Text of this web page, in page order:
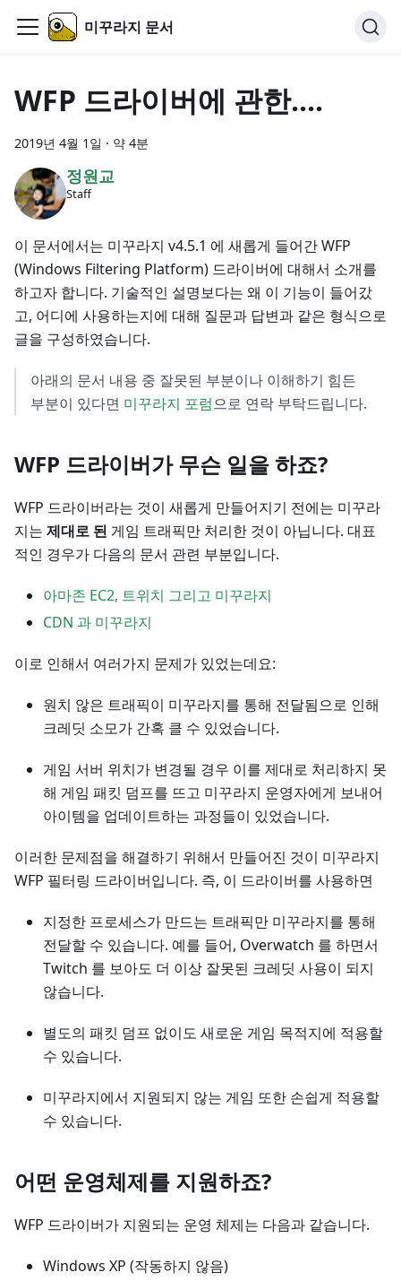
미꾸라지 문서
WFP 드라이버에 관한....
2019년 4월 1일 · 약 4분
정원교
Staff
이 문서에서는 미꾸라지 v4.5.1 에 새롭게 들어간 WFP
(Windows Filtering Platform) 드라이버에 대해서 소개를
하고자 합니다. 기술적인 설명보다는 왜 이 기능이 들어갔
고, 어디에 사용하는지에 대해 질문과 답변과 같은 형식으로
글을 구성하였습니다.
아래의 문서 내용 중 잘못된 부분이나 이해하기 힘든
부분이 있다면 미꾸라지 포럼으로 연락 부탁드립니다.
WFP 드라이버가 무슨 일을 하죠?
WFP 드라이버라는 것이 새롭게 만들어지기 전에는 미꾸라
지는 제대로 된 게임 트래픽만 처리한 것이 아닙니다. 대표
적인 경우가 다음의 문서 관련 부분입니다.
아마존 EC2, 트위치 그리고 미꾸라지
CDN 과 미꾸라지
이로 인해서 여러가지 문제가 있었는데요:
원치 않은 트래픽이 미꾸라지를 통해 전달됨으로 인해
크레딧 소모가 간혹 클 수 있었습니다.
게임 서버 위치가 변경될 경우 이를 제대로 처리하지 못
해 게임 패킷 덤프를 뜨고 미꾸라지 운영자에게 보내어
아이템을 업데이트하는 과정들이 있었습니다.
이러한 문제점을 해결하기 위해서 만들어진 것이 미꾸라지
WFP 필터링 드라이버입니다. 즉, 이 드라이버를 사용하면
지정한 프로세스가 만드는 트래픽만 미꾸라지를 통해
전달할 수 있습니다. 예를 들어, Overwatch 를 하면서
Twitch 를 보아도 더 이상 잘못된 크레딧 사용이 되지
않습니다.
별도의 패킷 덤프 없이도 새로운 게임 목적지에 적용할
수 있습니다.
미꾸라지에서 지원되지 않는 게임 또한 손쉽게 적용할
수 있습니다.
어떤 운영체제를 지원하죠?
WFP 드라이버가 지원되는 운영 체제는 다음과 같습니다.
Windows XP (작동하지 않음)